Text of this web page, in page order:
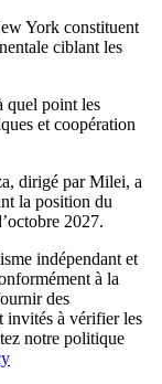
York constituent
ciblant les
quel point les
et coopération
dirigé par Milei, a
la position du
2027.
indépendant et
à la
des
invités à vérifier les
notre politique